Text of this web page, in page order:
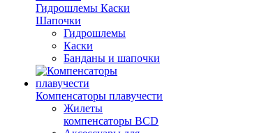
Гидрошлемы Каски
Шапочки
Гидрошлемы
Каски
Банданы и шапочки
Компенсаторы плавучести
Жилеты
компенсаторы BCD